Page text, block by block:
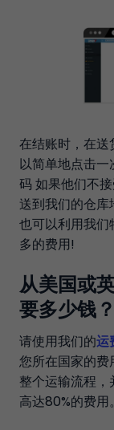
在结账时，在
以简单地点击
码 如果他们不
送到我们的仓
也可以利用我
多的费用!
从美国或
要多少钱？
请使用我们的运
您所在国家的
整个运输流程
高达80%的费用。